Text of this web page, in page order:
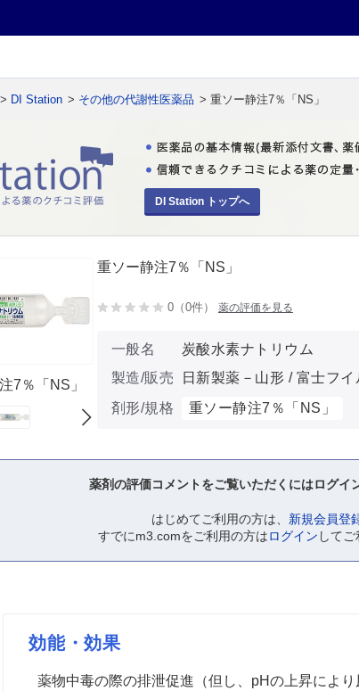
> DI Station > その他の代謝性医薬品 > 重ソー静注7％「NS」
DI Station トップへ
7％「NS」
重ソー静注7％「NS」
0（0件） 薬の評価を見る
一般名
炭酸水素ナトリウム
製造/販売
日新製薬－山形 / 富士フ
剤形/規格
重ソー静注7％「NS」
薬剤の評価コメントをご覧いただくにはログイ
はじめてご利用の方は、 新規会員登
すでにm3.comをご利用の方はログイン して
効能・効果
薬物中毒の際の排泄促進（但し、pHの上昇によ